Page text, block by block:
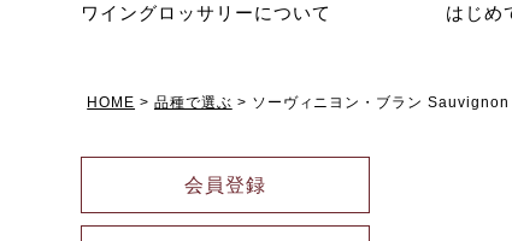
ワイングロッサリーについて はじめ
HOME 品種で選ぶ ソーヴィニヨン・ブラン
会員登録